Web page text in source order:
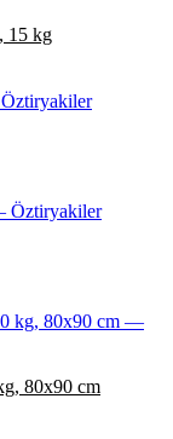
15 kg
80x90 cm